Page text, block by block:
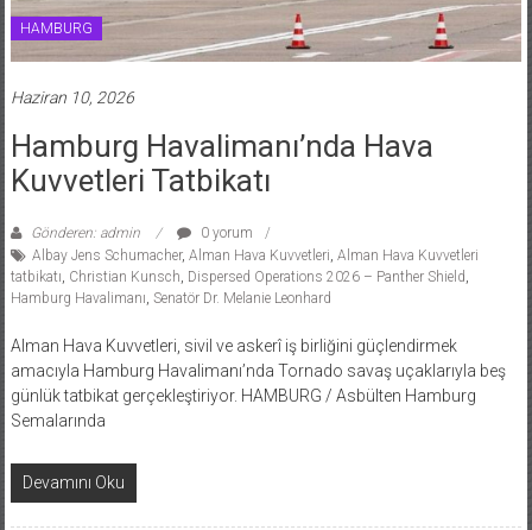
HAMBURG
Haziran 10, 2026
Hamburg Havalimanı’nda Hava
Kuvvetleri Tatbikatı
Gönderen: admin
0 yorum
Albay Jens Schumacher, Alman Hava Kuvvetleri Alman Hava Kuvvetleri
tatbikatı Christian Kunsch Dispersed Operations 2026 – Panther Shield
Hamburg Havalimanı Senatör Dr. Melanie Leonhard
Alman Hava Kuvvetleri, sivil ve askerî iş birliğini güçlendirmek
amacıyla Hamburg Havalimanı’nda Tornado savaş uçaklarıyla beş
günlük tatbikat gerçekleştiriyor. HAMBURG / Asbülten Hamburg
Semalarında
Devamını Oku